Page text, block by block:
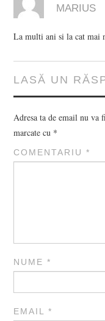
MARIUS
La multi ani si la cat mai
LASĂ UN
Adresa ta de email nu va
marcate cu *
COMENTARIU*
NUME*
EMAIL*